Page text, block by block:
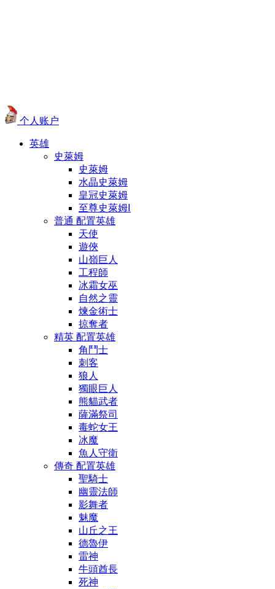
个人账户
英雄
史萊姆
史萊姆
水晶史萊姆
皇冠史萊姆
至尊史萊姆Ⅰ
普通 配置英雄
天使
遊俠
山嶺巨人
工程師
冰霜女巫
自然之靈
煉金術士
掠奪者
精英 配置英雄
角鬥士
刺客
狼人
獨眼巨人
熊貓武者
薩滿祭司
毒蛇女王
冰魔
魚人守衛
傳奇 配置英雄
聖騎士
幽靈法師
影舞者
魅魔
山丘之王
德魯伊
雷神
牛頭酋長
死神